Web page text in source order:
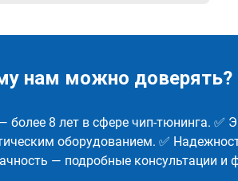
нам можно доверять?
более 8 лет в сфере чип-тюнинга.
оборудованием. ✅
— подробные консультации и